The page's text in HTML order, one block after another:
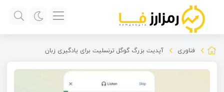
فناوری آپدیت بزرگ گوگل ترنسلیت برای یادگیری زبان